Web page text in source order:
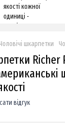
Чоловічі шкарпетки
відгук